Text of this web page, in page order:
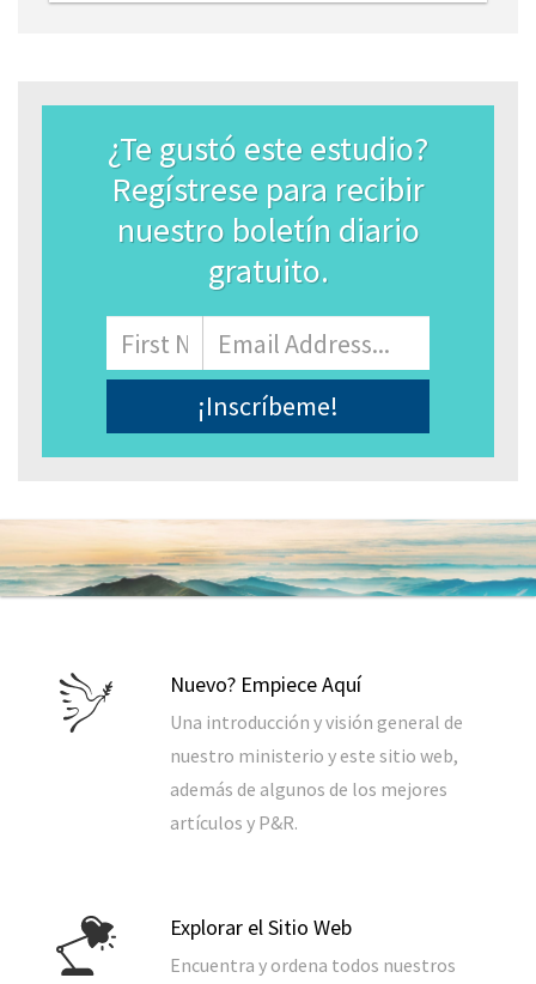
¿Te gustó este estudio?
Regístrese para recibir
nuestro boletín diario
gratuito.
Name
Nombre
Correo
Electrónico
Nuevo? Empiece Aquí
Una introducción y visión general de
nuestro ministerio y este sitio web,
además de algunos de los mejores
artículos y P&R.
Explorar el Sitio Web
Encuentra y ordena todos nuestros